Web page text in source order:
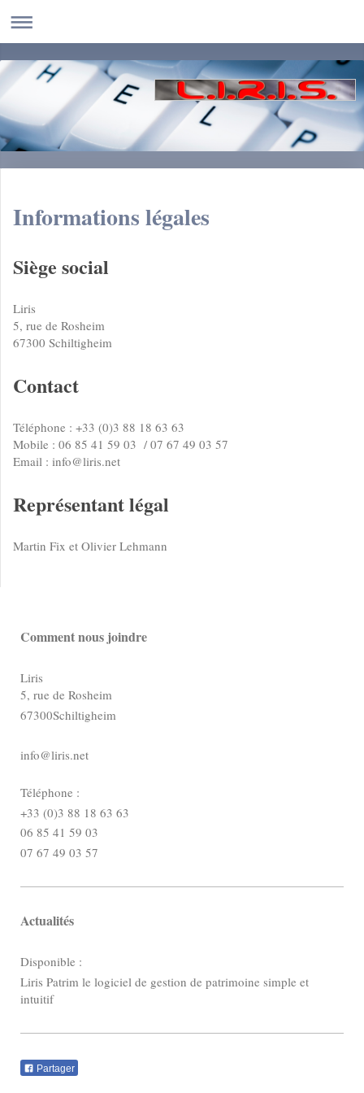
Informations légales
Siège social
Liris
5, rue de Rosheim
67300 Schiltigheim
Contact
Téléphone : +33 (0)3 88 18 63 63
Mobile : 06 85 41 59 03 / 07 67 49 03 57
Email : info@liris.net
Représentant légal
Martin Fix et Olivier Lehmann
Comment nous joindre
Liris
5, rue de Rosheim
67300Schiltigheim
info@liris.net
Téléphone :
+33 (0)3 88 18 63 63
06 85 41 59 03
07 67 49 03 57
Actualités
Disponible :
Liris Patrim le logiciel de gestion de patrimoine simple et
intuitif
Partager